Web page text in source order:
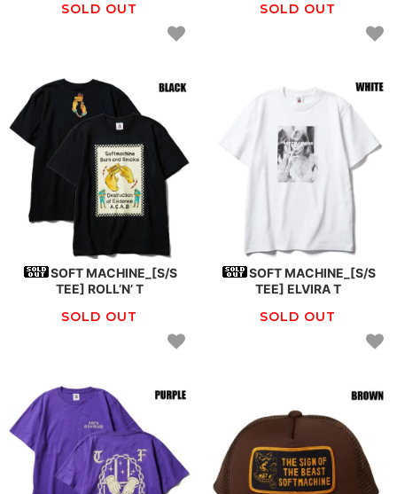
SOLD OUT SOLD OUT
SOFT MACHINE_[S/S
TEE] ROLL’N’ T
SOLD OUT
SOFT MACHINE_[S/S
TEE] ELVIRA T
SOLD OUT